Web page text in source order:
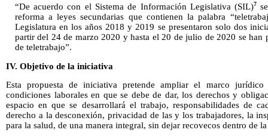
“De acuerdo con el Sistema de Información Legislativa (SIL)7
reforma a leyes secundarias que contienen la palabra
Legislatura en los años 2018 y 2019 se presentaron solo dos
partir del 24 de marzo 2020 y hasta el 20 de julio de 2020 se han
de teletrabajo”.
IV. Objetivo de la iniciativa
Esta propuesta de iniciativa pretende ampliar el marco jurídico
condiciones laborales en que se debe de dar, los derechos y
espacio en que se desarrollará el trabajo, responsabilidades de
derecho a la desconexión, privacidad de las y los trabajadores, la
para la salud, de una manera integral, sin dejar recovecos dentro de